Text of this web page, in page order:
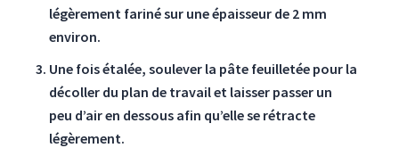
légèrement fariné sur une épaisseur de 2 mm
environ.
Une fois étalée, soulever la pâte feuilletée pour la
décoller du plan de travail et laisser passer un
peu d’air en dessous afin qu’elle se rétracte
légèrement.